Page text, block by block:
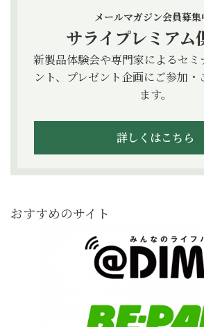
メールマガジン会員募集
サライプレミアム
新製品体験会や専門家によるセミ
ント、プレゼント企画にご参加
ます。
詳しくはこちら
おすすめのサイト